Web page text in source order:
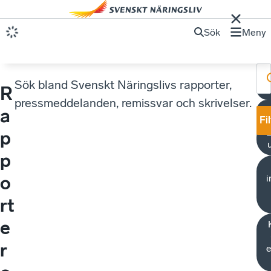
Sök Meny
R
a
p
p
o
rt
e
r
Sök bland Svenskt Näringslivs rapporter,
pressmeddelanden, remissvar och skrivelser.